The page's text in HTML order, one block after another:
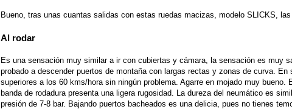
Bueno, tras unas cuantas salidas con estas ruedas macizas, modelo SLICKS,
Al rodar
Es una sensación muy similar a ir con cubiertas y cámara, la sensación es muy
probado a descender puertos de montaña con largas rectas y zonas de curva. En
superiores a los 60 kms/hora sin ningún problema. Agarre en mojado muy
banda de rodadura presenta una ligera rugosidad. La dureza del neumático es
presión de 7-8 bar. Bajando puertos bacheados es una delicia, pues no tienes